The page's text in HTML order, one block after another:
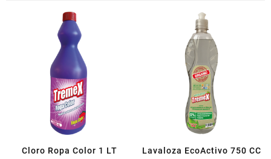
Cloro Ropa Color 1 LT Lavaloza EcoActivo 750 CC